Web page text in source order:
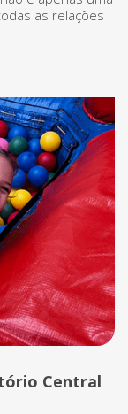
as relações
Central